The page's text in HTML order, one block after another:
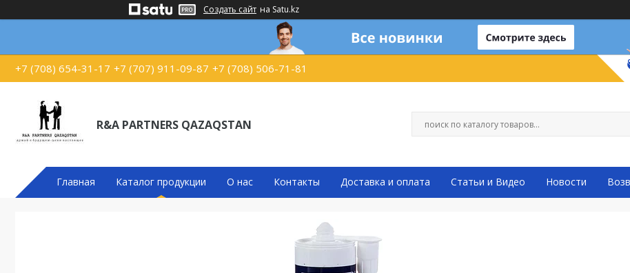
Создать сайт на Satu.kz
+7 (708) 654-31-17 +7 (707) 911-09-87 +7 (708) 506-71-81
R&A PARTNERS QAZAQSTAN
Главная Каталог продукции О нас Контакты Доставка и оплата Статьи и Видео Новости